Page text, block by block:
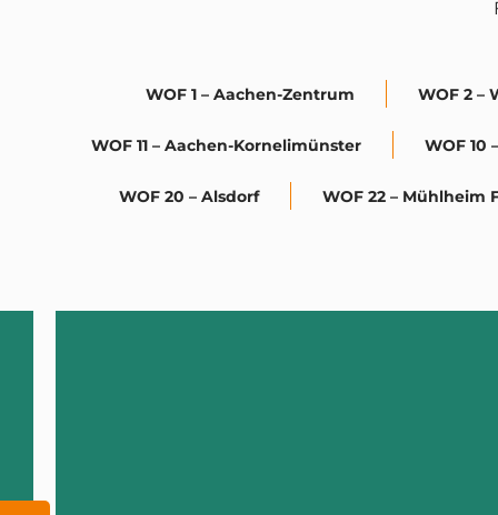
WOF 1 – Aachen-Zentrum WOF 2 –
WOF 11 – Aachen-Kornelimünster WOF 10
WOF 20 – Alsdorf WOF 22 – Mühlheim